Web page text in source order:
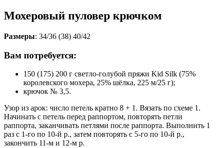
Мохеровый пуловер крючком
Размеры: 34/36 (38) 40/42
Вам потребуется:
150 (175) 200 г светло-голубой пряжи Kid Silk (75%
королевского мохера, 25% шёлка, 225 м/25 г);
крючок № 3,5.
Узор из арок: число петель кратно 8 + 1. Вязать по схеме 1.
Начинать с петель перед раппортом, повторять петли
раппорта, заканчивать петлями после раппорта. Выполнить 1
раз с 1-го по 10-й р., затем повторять с 5-го по 10-й р.,
закончить 11-м и 12-м р.